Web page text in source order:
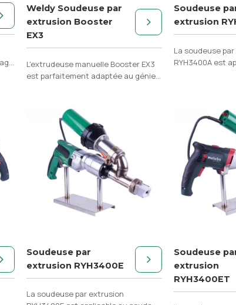
Weldy Soudeuse par
extrusion Booster
EX3
L'extrudeuse manuelle Booster EX3
est parfaitement adaptée au génie
Soudeuse
extrusion
La soudeuse
RYH3400A est
Soudeuse par
extrusion RYH3400E
La soudeuse par extrusion
Soudeuse
extrusion
RYH3400ET